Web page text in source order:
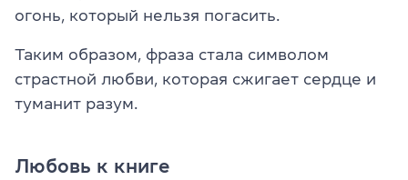
огонь, который нельзя погасить.
Таким образом, фраза стала символом
страстной любви, которая сжигает сердце и
туманит разум.
Любовь к книге